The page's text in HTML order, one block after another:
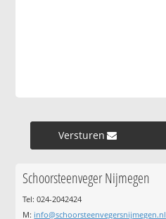
Versturen »
Schoorsteenveger Nijmegen
Tel: 024-2042424
M: info@schoorsteenvegersnijmegen.nl